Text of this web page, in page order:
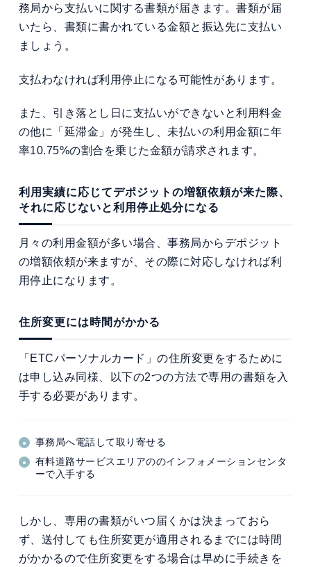
務局から支払いに関する書類が届きます。書類が届
いたら、書類に書かれている金額と振込先に支払い
ましょう。
支払わなければ利用停止になる可能性があります。
また、引き落とし日に支払いができないと利用料金
の他に「延滞金」が発生し、未払いの利用金額に年
率10.75%の割合を乗じた金額が請求されます。
利用実績に応じてデポジットの増額依頼が来た際、
それに応じないと利用停止処分になる
月々の利用金額が多い場合、事務局からデポジット
の増額依頼が来ますが、その際に対応しなければ利
用停止になります。
住所変更には時間がかかる
「ETCパーソナルカード」の住所変更をするために
は申し込み同様、以下の2つの方法で専用の書類を入
手する必要があります。
事務局へ電話して取り寄せる
有料道路サービスエリアののインフォメーションセンタ
ーで入手する
しかし、専用の書類がいつ届くかは決まっておら
ず、送付しても住所変更が適用されるまでには時間
がかかるので住所変更をする場合は早めに手続きを